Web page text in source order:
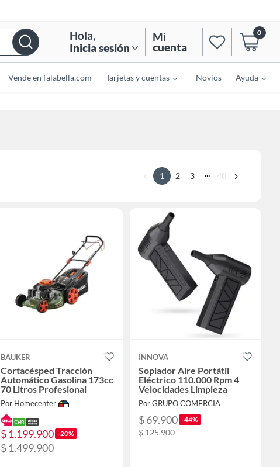
Hola,
Inicia sesión
Mi
cuenta
0
Vende en falabella.com Tarjetas y cuentas Novios Ayuda
1 2 3 ... 40
BAUKER
Cortacésped Tracción
Automático Gasolina 173cc
70 Litros Profesional
Por Homecenter
$ 1.199.900 -20%
$ 1.499.900
INNOVA
Soplador Aire Portátil
Eléctrico 110.000 Rpm 4
Velocidades Limpieza
Por GRUPO COMERCIA
$ 69.900 -44%
$ 125.900